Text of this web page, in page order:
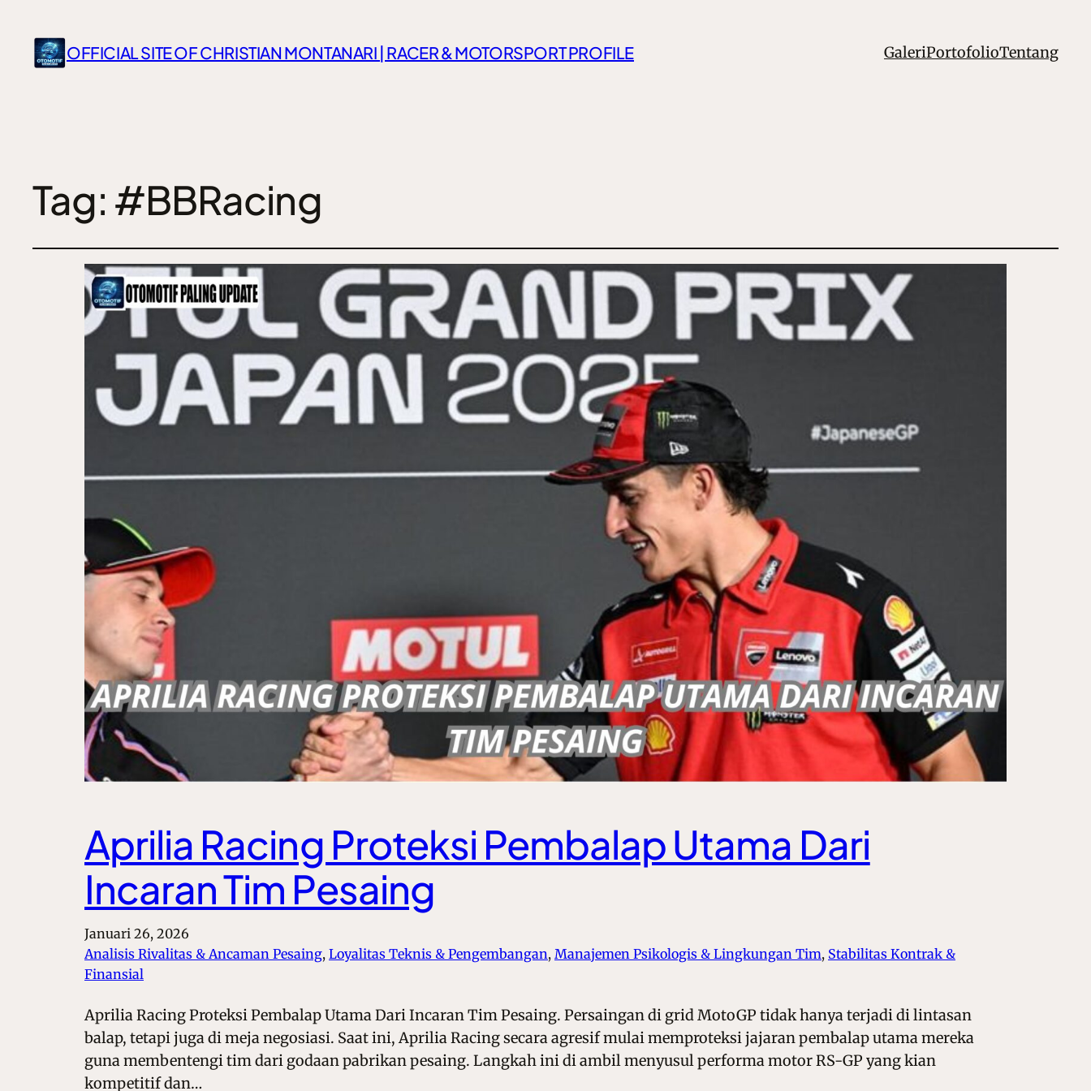
OFFICIAL SITE OF CHRISTIAN MONTANARI | RACER & MOTORSPORT PROFILE GaleriPortofolioTentang
Tag: #BBRacing
Aprilia Racing Proteksi Pembalap Utama Dari
Incaran Tim Pesaing
Januari 26, 2026
Analisis Rivalitas & Ancaman Pesaing, Loyalitas Teknis & Pengembangan, Manajemen Psikologis & Lingkungan Tim, Stabilitas Kontrak &
Finansial
Aprilia Racing Proteksi Pembalap Utama Dari Incaran Tim Pesaing. Persaingan di grid MotoGP tidak hanya terjadi di lintasan
balap, tetapi juga di meja negosiasi. Saat ini, Aprilia Racing secara agresif mulai memproteksi jajaran pembalap utama mereka
guna membentengi tim dari godaan pabrikan pesaing. Langkah ini di ambil menyusul performa motor RS-GP yang kian
kompetitif dan…